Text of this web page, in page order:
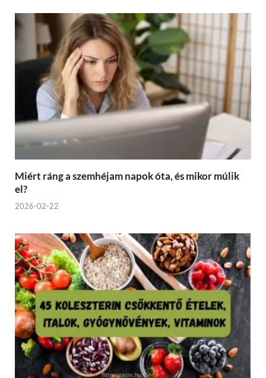
Miért ráng a szemhéjam napok óta, és mikor múlik
el?
2026-02-22